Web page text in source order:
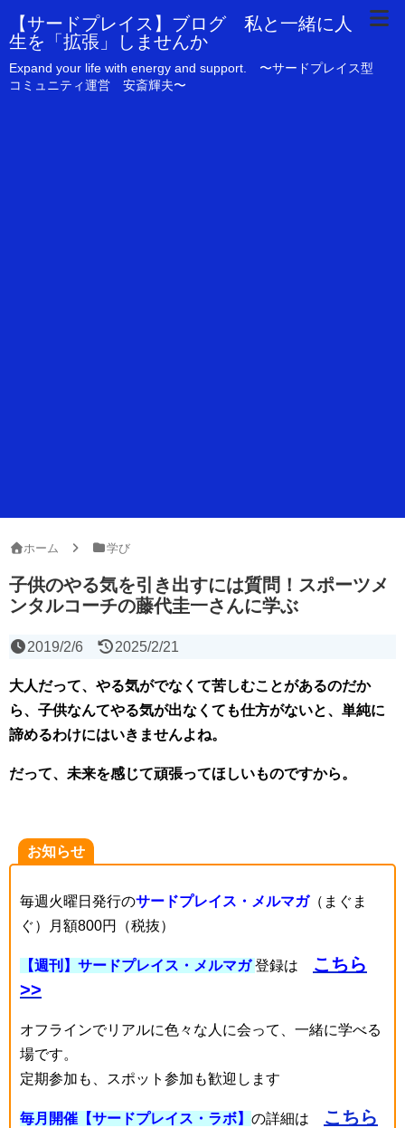
【サードプレイス】ブログ 私と一緒に人
生を「拡張」しませんか
Expand your life with energy and support. 〜サードプレイス型
コミュニティ運営 安斎輝夫〜
ホーム 学び
子供のやる気を引き出すには質問！スポーツメ
ンタルコーチの藤代圭一さんに学ぶ
2019/2/6 2025/2/21
大人だって、やる気がでなくて苦しむことがあるのだか
ら、子供なんてやる気が出なくても仕方がないと、単純に
諦めるわけにはいきませんよね。
だって、未来を感じて頑張ってほしいものですから。
お知らせ
毎週火曜日発行のサードプレイス・メルマガ（まぐま
ぐ）月額800円（税抜）
【週刊】サードプレイス・メルマガ 登録は
こちら
>>
オフラインでリアルに色々な人に会って、一緒に学べる
場です。
定期参加も、スポット参加も歓迎します
毎月開催【サードプレイス・ラボ】 の詳細は
こちら